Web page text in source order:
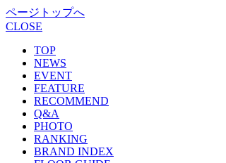
ページトップへ
CLOSE
TOP
NEWS
EVENT
FEATURE
RECOMMEND
Q&A
PHOTO
RANKING
BRAND INDEX